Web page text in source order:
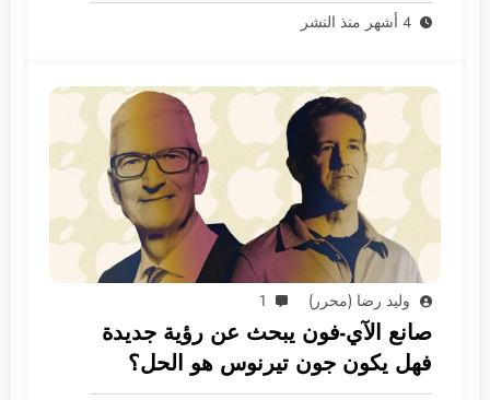
4 أشهر منذ النشر
وليد رضا (محرر) 1
صانع الآي-فون يبحث عن رؤية جديدة
فهل يكون جون تيرنوس هو الحل؟